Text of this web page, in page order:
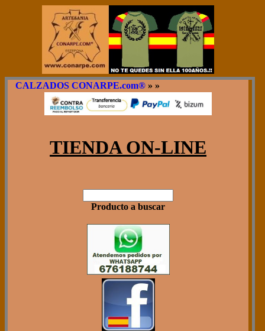
CALZADOS CONARPE.com® » »
TIENDA ON-LINE
Producto a buscar